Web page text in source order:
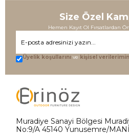
Size Özel
Hemen Kayıt Ol Fırsatlardan
Üyelik koşullarını ve kişisel verilerimin
Muradiye Sanayi Bölgesi
No:9/A 45140 Yunusemre/